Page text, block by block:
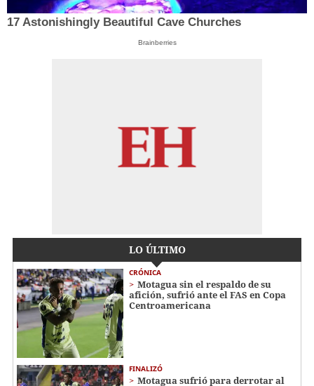
17 Astonishingly Beautiful Cave Churches
Brainberries
LO ÚLTIMO
CRÓNICA
Motagua sin el respaldo de su
afición, sufrió ante el FAS en Copa
Centroamericana
FINALIZÓ
Motagua sufrió para derrotar al